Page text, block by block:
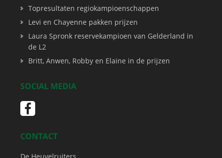
Topresultaten regiokampioenschappen
Levi en Chayenne pakken prijzen
Laura Spronk reservekampioen van Gelderland in
de L2
Britt, Anwen, Robby en Elaine in de prijzen
SOCIAL MEDIA
CONTACT